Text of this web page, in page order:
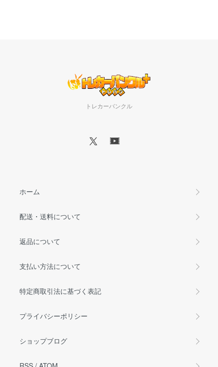
トレカーバンクル
ホーム
配送・送料について
返品について
支払い方法について
特定商取引法に基づく表記
プライバシーポリシー
ショップブログ